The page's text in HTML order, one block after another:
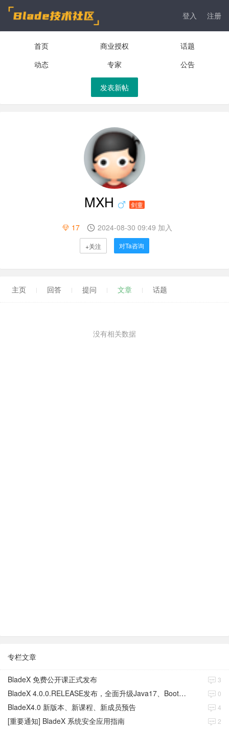
登入 注册
首页 商业授权
话题
动态
专家 公告
发表新帖
MXH 剑童
17 2024-08-30 09:49 加入
+关注 对Ta咨询
主页 回答 提问 文章 话题
没有相关数据
专栏文章
BladeX 免费公开课正式发布 3
BladeX 4.0.0.RELEASE发布，全面升级Java17、Boot3、Cloud2023 0
BladeX4.0 新版本、新课程、新成员预告 4
[重要通知] BladeX 系统安全应用指南 2